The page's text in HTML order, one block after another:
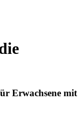
Erwachsene mit